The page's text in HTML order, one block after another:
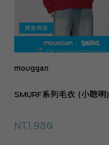
mouggan
SMURF系列毛衣 (小聰明)
NT.1,980